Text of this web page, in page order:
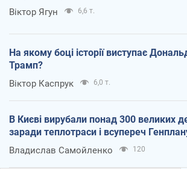
Віктор Ягун 6,6 т.
На якому боці історії виступає
Трамп?
Віктор Каспрук 6,0 т.
В Києві вирубали понад 300 великих
заради теплотраси і всупереч
Владислав Самойленко 120